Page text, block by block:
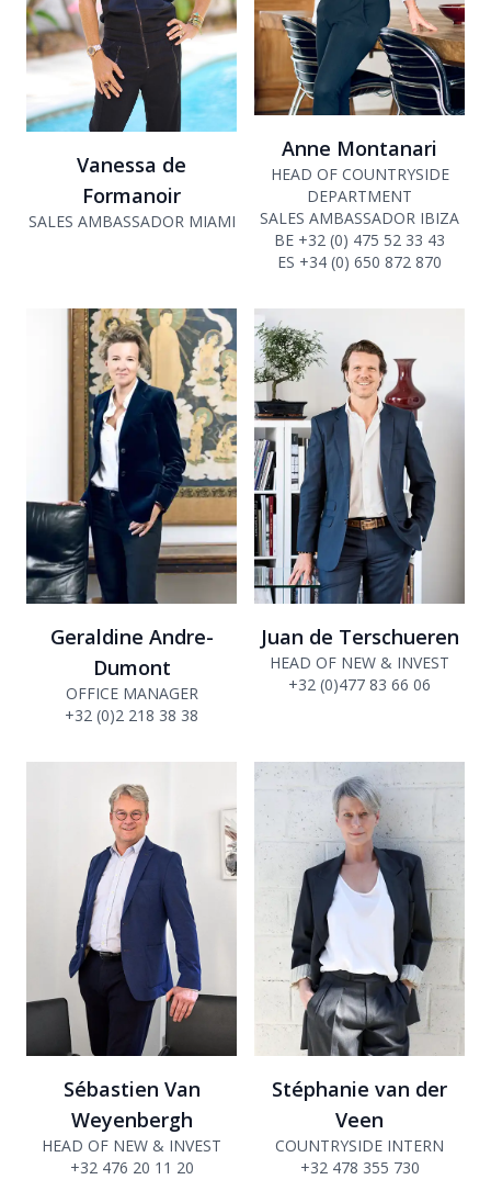
Vanessa de
Formanoir
SALES AMBASSADOR MIAMI
Anne Montanari
HEAD OF COUNTRYSIDE
DEPARTMENT
SALES AMBASSADOR IBIZA
BE +32 (0) 475 52 33 43
ES +34 (0) 650 872 870
Geraldine Andre-
Dumont
OFFICE MANAGER
+32 (0)2 218 38 38
Juan de Terschueren
HEAD OF NEW & INVEST
+32 (0)477 83 66 06
Sébastien Van
Weyenbergh
HEAD OF NEW & INVEST
+32 476 20 11 20
Stéphanie van der
Veen
COUNTRYSIDE INTERN
+32 478 355 730